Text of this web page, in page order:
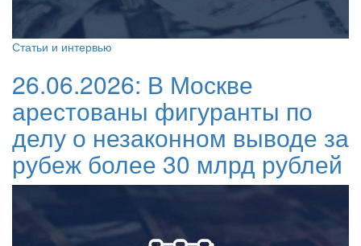
Статьи и интервью
26.06.2026: В Москве
арестованы фигуранты по
делу о незаконном выводе за
рубеж более 30 млрд рублей